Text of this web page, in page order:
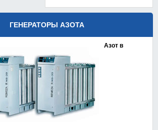
ГЕНЕРАТОРЫ АЗОТА
Азот в